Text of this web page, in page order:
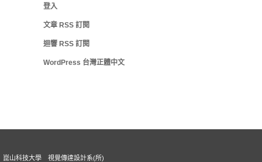
登入
文章 RSS 訂閱
迴響 RSS 訂閱
WordPress 台灣正體中文
崑山科技大學 視覺傳達設計系(所)